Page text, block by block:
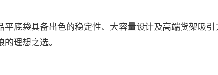
平底袋具备出色的稳定性、大容量设计及高端货架吸
理想之选。